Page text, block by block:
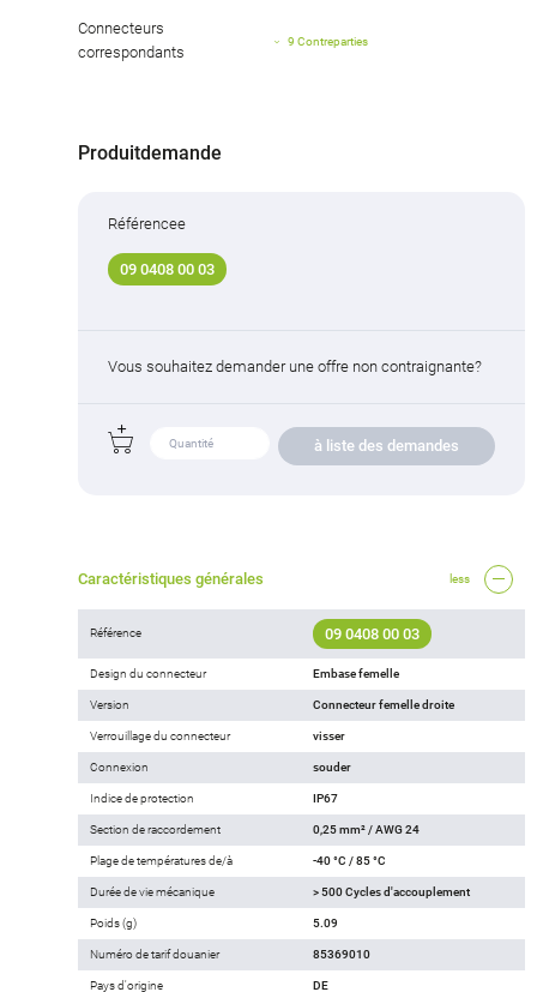
Connecteurs
correspondants
9 Contreparties
Produitdemande
Référencee
09 0408 00 03
Vous souhaitez demander une offre non contraignante?
à liste des demandes
Caractéristiques générales less
Référence 09 0408 00 03
Design du connecteur Embase femelle
Version Connecteur femelle droite
Verrouillage du connecteur visser
Connexion souder
Indice de protection IP67
Section de raccordement 0,25 mm² / AWG 24
Plage de températures de/à -40 °C / 85 °C
Durée de vie mécanique > 500 Cycles d'accouplement
Poids (g) 5.09
Numéro de tarif douanier 85369010
Pays d'origine DE